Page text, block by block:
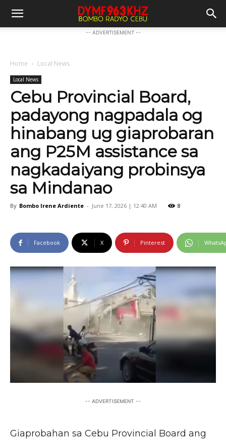
-- ADVERTISEMENT --
Home Local News
Local News
Cebu Provincial Board,
padayong nagpadala og
hinabang ug giaprobaran
ang P25M assistance sa
nagkadaiyang probinsya
sa Mindanao
By Bombo Irene Ardiente - June 17, 2026 | 12:40 AM 8
Facebook X Pinterest
-- ADVERTISEMENT --
Giaprobahan sa Cebu Provincial Board ang